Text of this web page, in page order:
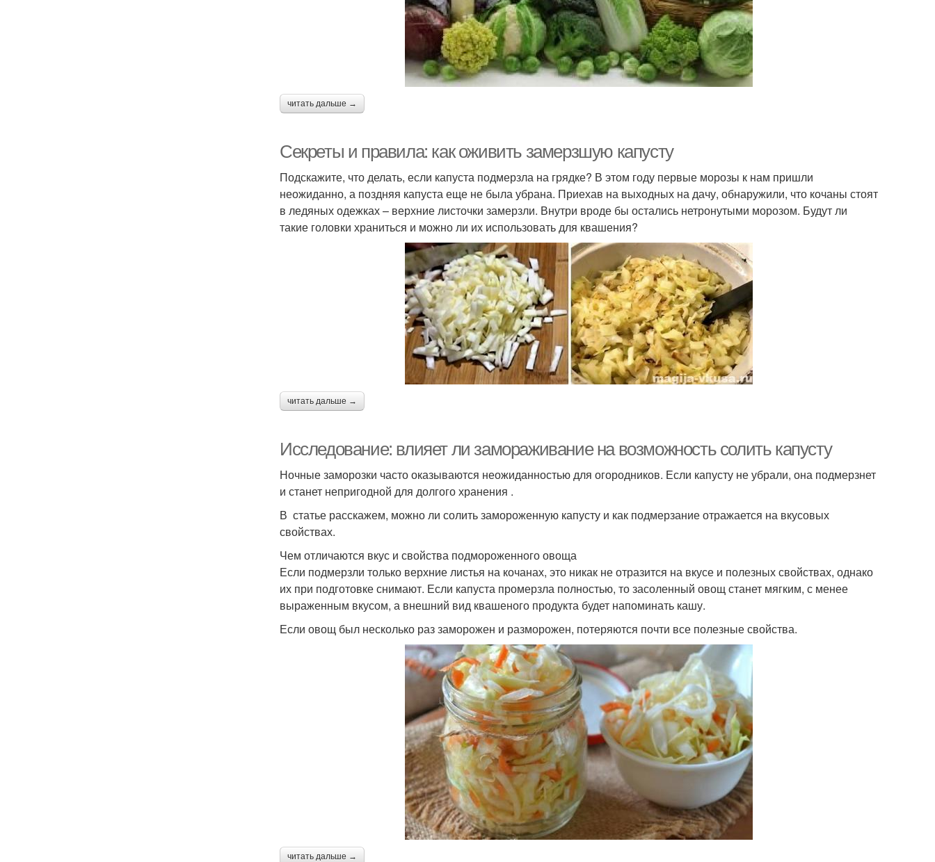
читать дальше →
Секреты и правила: как оживить замерзшую капусту
Подскажите, что делать, если капуста подмерзла на грядке? В этом году первые морозы к нам пришли
неожиданно, а поздняя капуста еще не была убрана. Приехав на выходных на дачу, обнаружили, что кочаны стоят
в ледяных одежках – верхние листочки замерзли. Внутри вроде бы остались нетронутыми морозом. Будут ли
такие головки храниться и можно ли их использовать для квашения?
читать дальше →
Исследование: влияет ли замораживание на возможность солить капусту
Ночные заморозки часто оказываются неожиданностью для огородников. Если капусту не убрали, она подмерзнет
и станет непригодной для долгого хранения .
В статье расскажем, можно ли солить замороженную капусту и как подмерзание отражается на вкусовых
свойствах.
Чем отличаются вкус и свойства подмороженного овоща
Если подмерзли только верхние листья на кочанах, это никак не отразится на вкусе и полезных свойствах, однако
их при подготовке снимают. Если капуста промерзла полностью, то засоленный овощ станет мягким, с менее
выраженным вкусом, а внешний вид квашеного продукта будет напоминать кашу.
Если овощ был несколько раз заморожен и разморожен, потеряются почти все полезные свойства.
читать дальше →